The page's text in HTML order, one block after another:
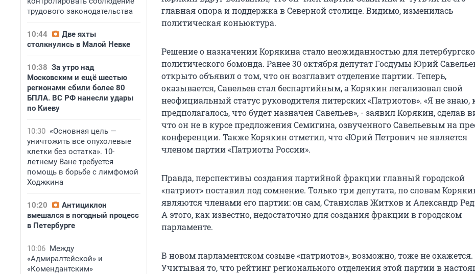
трудового законодательства
10:44
Две яхты
столкнулись в Малой Невке
10:38 За утро над
Московским и ещё шестью
регионами сбили более 80
БПЛА. ВС РФ нанесли удары
по Киеву
10:30 «Основная цель —
уничтожить все опухолевые
клетки без остатка». 10-
летнему Ване требуется
помощь в борьбе с лимфомой
Ходжкина
10:20
Антициклон
вмешался в погодный процесс
в Петербурге
10:06 Между
«Адмиралтейской» и
«Комендантским»
главная опора и поддержка в Северной столице. Видимо, изменилась
политическая коньюктура.
Решение о назначении Корякина стало неожиданностью для
политического бомонда. Ранее 30 октября депутат Госдумы Юрий
открыто объявил о том, что он возглавит отделение партии. Теперь,
оказывается, Савельев стал беспартийным, а Корякин легализовал свой
неофициальный статус руководителя питерских «Патриотов». «Я не знаю,
предполагалось, что будет назначен Савельев», - заявил Корякин, сделав
что он не в курсе предложения Семигина, озвученного Савельевым на
конференции. Также Корякин отметил, что «Юрий Петрович не является
членом партии «Патриоты России».
Правда, перспективы создания партийной фракции главный городской
«патриот» поставил под сомнение. Только три депутата, по словам
являются членами его партии: он сам, Станислав Житков и Александр
А этого, как известно, недостаточно для создания фракции в городском
парламенте.
В новом парламентском созыве «патриотов», возможно, тоже не окажется.
Учитывая то, что рейтинг регионального отделения этой партии в